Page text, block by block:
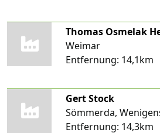
Weimar
Entfernung: 14,1km
Gert Stock
Sömmerda,
Entfernung: 14,3km